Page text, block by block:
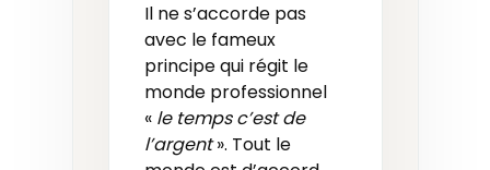
Il ne s’accorde pas
avec le fameux
principe qui régit le
monde professionnel
« le temps c’est de
l’argent». Tout le